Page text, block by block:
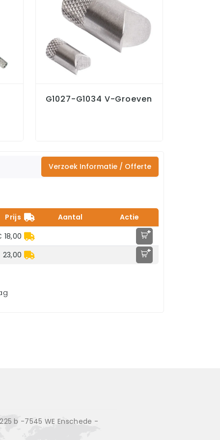
G1027-G1034 V-Groeven
Verzoek Informatie / Offerte
Prijs Aantal
Actie
18,00
+
+
b -7545 WE Enschede -